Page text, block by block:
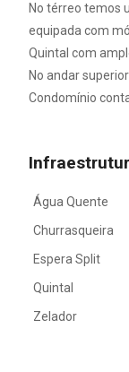
No térreo temos
equipada com
Quintal com
No andar
Condomínio
Água Quente
Churrasqueira
Espera Split
Quintal
Zelador